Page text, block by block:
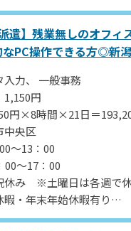
：年収260万円
給:240万円
手当:20万円
：年収290万円
:240万円
手当:50万円
：年収400万円
：300万円
当：100万円
日120日
遣】残業無しのオフィ
PC操作できる方◎新
入力、 一般事務
1,150円
円×8時間×21日＝
残業代、交通費支給いた
中央区
～13：00
～17：00
休み ※土曜日は各週で
暇・年末年始休暇有り
日110日